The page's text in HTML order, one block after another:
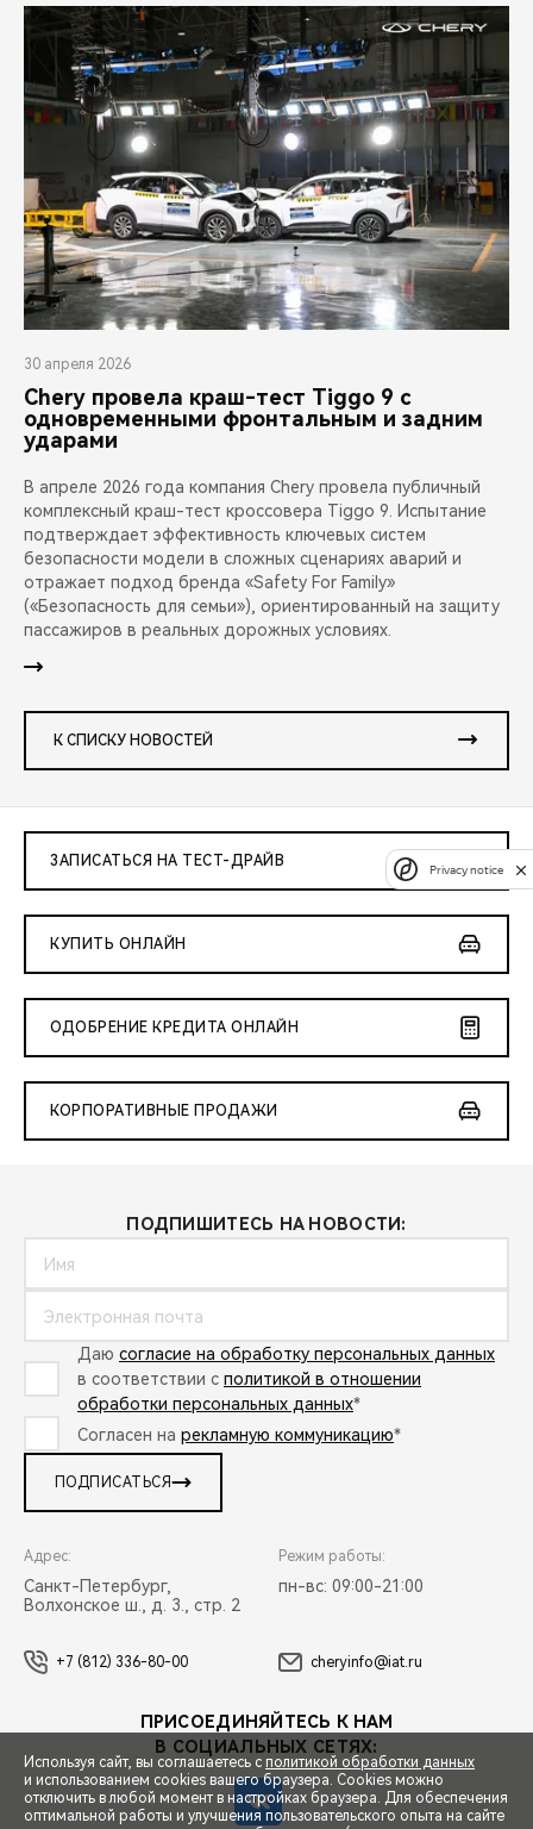
30 апреля 2026
Chery провела краш-тест Tiggo 9 с
одновременными фронтальным и задним
ударами
В апреле 2026 года компания Chery провела публичный
комплексный краш-тест кроссовера Tiggo 9. Испытание
подтверждает эффективность ключевых систем
безопасности модели в сложных сценариях аварий и
отражает подход бренда «Safety For Family»
(«Безопасность для семьи»), ориентированный на защиту
пассажиров в реальных дорожных условиях.
К СПИСКУ НОВОСТЕЙ
ЗАПИСАТЬСЯ НА ТЕСТ-ДРАЙВ
КУПИТЬ ОНЛАЙН
ОДОБРЕНИЕ КРЕДИТА ОНЛАЙН
КОРПОРАТИВНЫЕ ПРОДАЖИ
ПОДПИШИТЕСЬ НА НОВОСТИ:
Даю согласие на обработку персональных данных
в соответствии с политикой в отношении
обработки персональных данных*
Согласен на рекламную коммуникацию*
ПОДПИСАТЬСЯ
Адрес:
Санкт-Петербург,
Волхонское ш., д. 3., стр. 2
Режим работы:
пн-вс: 09:00-21:00
+7 (812) 336-80-00 cheryinfo@iat.ru
ПРИСОЕДИНЯЙТЕСЬ К НАМ
В СОЦИАЛЬНЫХ СЕТЯХ:
Используя сайт, вы соглашаетесь с политикой обработки данных
и использованием cookies вашего браузера. Cookies можно
отключить в любой момент в настройках браузера. Для обеспечения
оптимальной работы и улучшения пользовательского опыта на сайте
Privacy notice